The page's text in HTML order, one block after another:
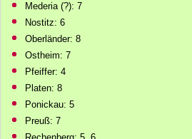
Mederia (?): 7
Nostitz: 6
Oberländer: 8
Ostheim: 7
Pfeiffer: 4
Platen: 8
Ponickau: 5
Preuß: 7